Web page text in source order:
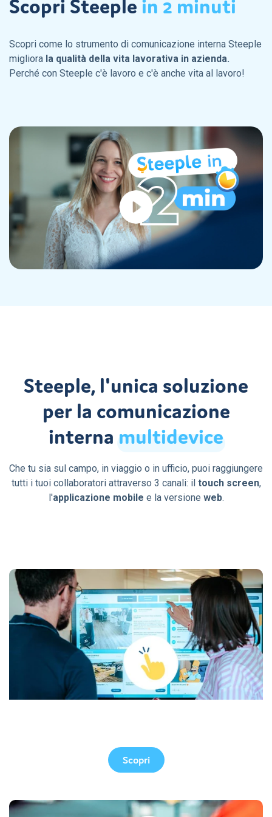
Scopri Steeple in 2 minuti
Scopri come lo strumento di comunicazione interna Steeple
migliora la qualità della vita lavorativa in azienda.
Perché con Steeple c'è lavoro e c'è anche vita al lavoro!
Steeple, l'unica soluzione
per la comunicazione
interna multidevice
Che tu sia sul campo, in viaggio o in ufficio, puoi raggiungere
tutti i tuoi collaboratori attraverso 3 canali: il touch screen,
l'applicazione mobile e la versione web.
Scopri